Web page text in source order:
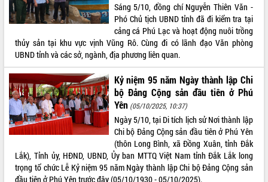
VIDEO
Sáng 5/10, đồng chí Nguyễn Thiên Văn -
Phó Chủ tịch UBND tỉnh đã đi kiểm tra tại
cảng cá Phú Lạc và hoạt động nuôi trồng
thủy sản tại khu vực vịnh Vũng Rô. Cùng đi có lãnh đạo Văn phòng
UBND tỉnh và các sở, ngành, địa phương liên quan.
Kỷ niệm 95 năm Ngày thành lập Chi
bộ Đảng Cộng sản đầu tiên ở Phú
Yên (05/10/2025, 10:37)
Ngày 5/10, tại Di tích lịch sử Nơi thành lập
Chi bộ Đảng Cộng sản đầu tiên ở Phú Yên
(thôn Long Bình, xã Đồng Xuân, tỉnh Đắk
Lắk), Tỉnh ủy, HĐND, UBND, Ủy ban MTTQ Việt Nam tỉnh Đắk Lắk long
trọng tổ chức Lễ Kỷ niệm 95 năm Ngày thành lập Chi bộ Đảng Cộng sản
đầu tiên ở Phú Yên trước đây (05/10/1930 - 05/10/2025).